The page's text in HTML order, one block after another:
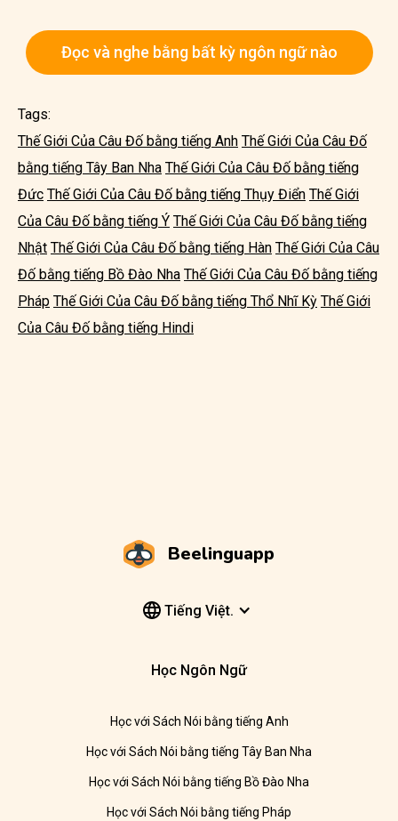
Đọc và nghe bằng bất kỳ ngôn ngữ nào
Tags:
Thế Giới Của Câu Đố bằng tiếng Anh Thế Giới Của Câu Đố
bằng tiếng Tây Ban Nha Thế Giới Của Câu Đố bằng tiếng
Đức Thế Giới Của Câu Đố bằng tiếng Thụy Điển Thế Giới
Của Câu Đố bằng tiếng Ý Thế Giới Của Câu Đố bằng tiếng
Nhật Thế Giới Của Câu Đố bằng tiếng Hàn Thế Giới Của Câu
Đố bằng tiếng Bồ Đào Nha Thế Giới Của Câu Đố bằng tiếng
Pháp Thế Giới Của Câu Đố bằng tiếng Thổ Nhĩ Kỳ Thế Giới
Của Câu Đố bằng tiếng Hindi
Beelinguapp
Tiếng Việt.
Học Ngôn Ngữ
Học với Sách Nói bằng tiếng Anh
Học với Sách Nói bằng tiếng Tây Ban Nha
Học với Sách Nói bằng tiếng Bồ Đào Nha
Học với Sách Nói bằng tiếng Pháp